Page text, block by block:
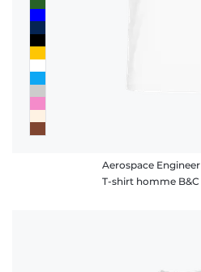
Aerospace Engineer
T-shirt homme B&C